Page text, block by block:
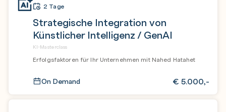
2 Tage
Strategische Integration von
Künstlicher Intelligenz / GenAI
KI-Masterclass
Erfolgsfaktoren für Ihr Unternehmen mit Nahed Hatahet
On Demand € 5.000,-